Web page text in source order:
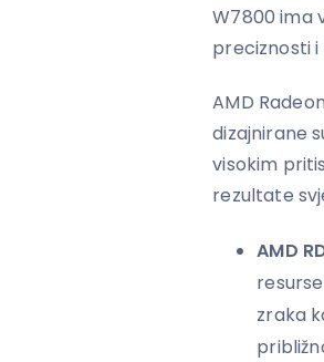
W7800 ima
preciznosti i
AMD
dizajnirane
visokim
rezultate
AMD
zraka